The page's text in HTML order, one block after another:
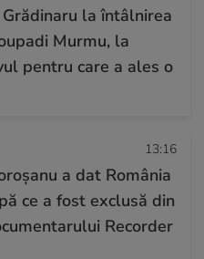
la întâlnirea
Murmu, la
pentru care a ales o
13:16
a dat România
ce a fost exclusă din
Recorder